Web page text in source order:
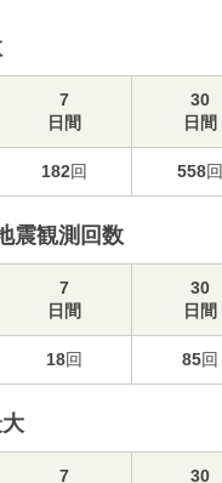
7
日間
30
日間
182回 558回
震観測回数
7
日間
30
日間
18回 85回
7
30